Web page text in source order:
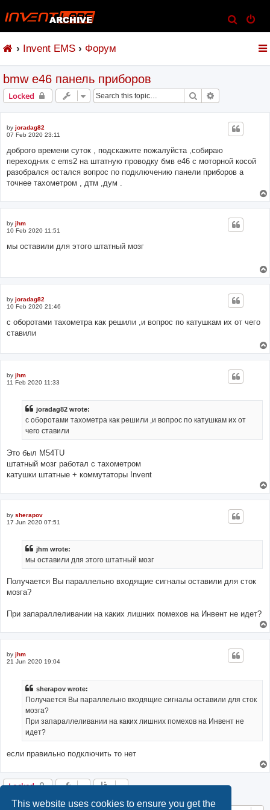
This website uses cookies to ensure you get the
e
Invent EMS Форум
bmw e46 панель приборов
Locked Search
by joradag82
07 Feb 2020 23:11
доброго времени суток , подскажите пожалуйста ,собираю
переходник с ems2 на штатную проводку бмв е46 с моторной косой
разобрался остался вопрос по подключению панели приборов а
точнее тахометром , дтм ,дум .
by jhm
10 Feb 2020 11:51
мы оставили для этого штатный мозг
by joradag82
10 Feb 2020 21:46
с оборотами тахометра как решили ,и вопрос по катушкам их от чего
ставили
by jhm
11 Feb 2020 11:33
joradag82 wrote:
с оборотами тахометра как решили ,и вопрос по катушкам их от
чего ставили
Это был М54TU
штатный мозг работал с тахометром
катушки штатные + коммутаторы Invent
by sherapov
17 Jun 2020 07:51
jhm wrote:
мы оставили для этого штатный мозг
Получается Вы параллельно входящие сигналы оставили для сток
мозга?
При запараллеливании на каких лишних помехов на Инвент не идет?
by jhm
21 Jun 2020 19:04
sherapov wrote:
Получается Вы параллельно входящие сигналы оставили для сток
мозга?
При запараллеливании на каких лишних помехов на Инвент не
идет?
если правильно подключить то нет
Locked